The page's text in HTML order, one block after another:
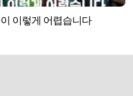
이렇게 어렵습니다